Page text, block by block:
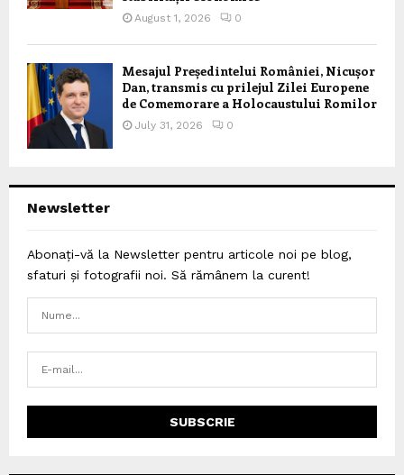
August 1, 2026 0
Mesajul Președintelui României, Nicușor
Dan, transmis cu prilejul Zilei Europene
de Comemorare a Holocaustului Romilor
July 31, 2026 0
Newsletter
Abonați-vă la Newsletter pentru articole noi pe blog,
sfaturi și fotografii noi. Să rămânem la curent!